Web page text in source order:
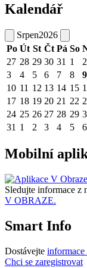
Kalendář
Srpen2026
Po Út St Čt Pá So
27 28 29 30 31 1
2
3
4 5 6 7 8
9
10 11 12 13 14 15
17 18 19 20 21 22
24 25 26 27 28 29
31 1 2 3 4 5 6
Mobilní
Sledujte informace z
V OBRAZE.
Smart Info
Dostávejte informace
Chci se zaregistrovat